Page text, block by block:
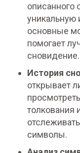
описанного
основные
помогает
сновидение.
История
открывает
толкования
символы.